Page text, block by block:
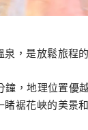
，是放鬆旅程
，地理位置優
裾花峽的美景